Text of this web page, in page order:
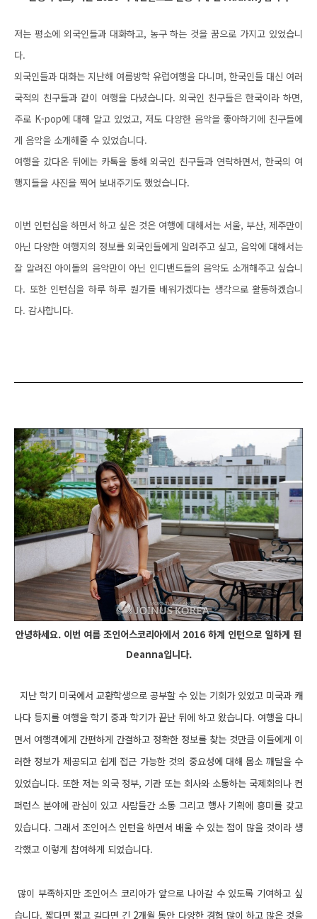
저는 평소에 외국인들과 대화하고, 농구 하는 것을 꿈으로 가지고 있었습니
다.
외국인들과 대화는 지난해 여름방학 유럽여행을 다니며, 한국인들 대신 여러
국적의 친구들과 같이 여행을 다녔습니다. 외국인 친구들은 한국이라 하면,
주로 K-pop에 대해 알고 있었고, 저도 다양한 음악을 좋아하기에 친구들에
게 음악을 소개해줄 수 있었습니다.
여행을 갔다온 뒤에는 카톡을 통해 외국인 친구들과 연락하면서, 한국의 여
행지들을 사진을 찍어 보내주기도 했었습니다.
이번 인턴십을 하면서 하고 싶은 것은 여행에 대해서는 서울, 부산, 제주만이
아닌 다양한 여행지의 정보를 외국인들에게 알려주고 싶고, 음악에 대해서는
잘 알려진 아이돌의 음악만이 아닌 인디밴드들의 음악도 소개해주고 싶습니
다. 또한 인턴십을 하루 하루 뭔가를 배워가겠다는 생각으로 활동하겠습니
다. 감사합니다.
안녕하세요. 이번 여름 조인어스코리아에서 2016 하계 인턴으로 일하게 된
Deanna입니다.
지난 학기 미국에서 교환학생으로 공부할 수 있는 기회가 있었고 미국과 캐
나다 등지를 여행을 학기 중과 학기가 끝난 뒤에 하고 왔습니다. 여행을 다니
면서 여행객에게 간편하게 간결하고 정확한 정보를 찾는 것만큼 이들에게 이
러한 정보가 제공되고 쉽게 접근 가능한 것의 중요성에 대해 몸소 깨달을 수
있었습니다. 또한 저는 외국 정부, 기관 또는 회사와 소통하는 국제회의나 컨
퍼런스 분야에 관심이 있고 사람들간 소통 그리고 행사 기획에 흥미를 갖고
있습니다. 그래서 조인어스 인턴을 하면서 배울 수 있는 점이 많을 것이라 생
각했고 이렇게 참여하게 되었습니다.
많이 부족하지만 조인어스 코리아가 앞으로 나아갈 수 있도록 기여하고 싶
습니다. 짧다면 짧고 길다면 긴 2개월 동안 다양한 경험 많이 하고 많은 것을